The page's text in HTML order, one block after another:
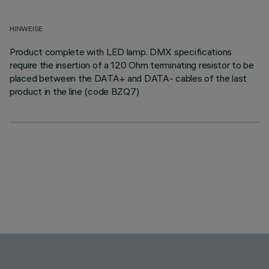
HINWEISE
Product complete with LED lamp. DMX specifications
require the insertion of a 120 Ohm terminating resistor to be
placed between the DATA+ and DATA- cables of the last
product in the line (code BZQ7)